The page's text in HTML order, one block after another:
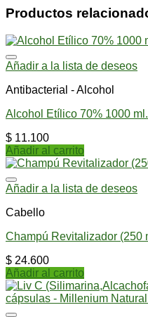
Productos
Añadir a la lista de deseos
Antibacterial - Alcohol
Alcohol Etílico 70% 1000
$ 11.100
Añadir al carrito
Añadir a la lista de deseos
Cabello
Champú Revitalizador (250
$ 24.600
Añadir al carrito